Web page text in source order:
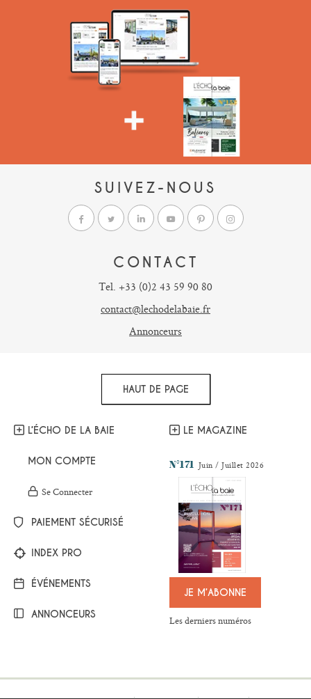
SUIVEZ-NOUS
CONTACT
Tel. +33 (0)2 43 59 90 80
contact@lechodelabaie.fr
Annonceurs
HAUT DE PAGE
L’ÉCHO DE LA BAIE
MON COMPTE
Se Connecter
PAIEMENT SÉCURISÉ
INDEX PRO
ÉVÉNEMENTS
ANNONCEURS
LE MAGAZINE
N°171 Juin / Juillet 2026
JE M’ABONNE
Les derniers numéros